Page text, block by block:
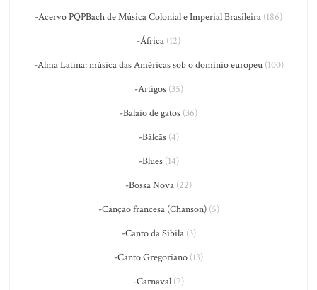
-Acervo PQPBach de Música Colonial e Imperial Brasileira (186)
-África (12)
-Alma Latina: música das Américas sob o domínio europeu(100)
-Artigos(35)
-Balaio de gatos (36)
-Bálcãs(4)
-Blues(14)
-Bossa Nova (22)
-Canção francesa (Chanson)(5)
-Canto da Sibila(3)
-Canto Gregoriano (13)
-Carnaval (7)